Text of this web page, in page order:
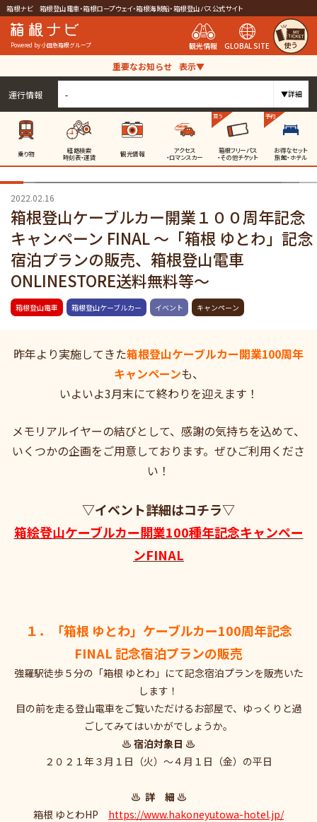
箱根ナビ 箱根登山電車・箱根ロープウェイ・箱根海賊船・箱根登山バス公式サイト
Powered by 小田急箱根グループ 観光情報 GLOBAL SITE 使う
重要なお知らせ 表示▼
運行情報 - ▼詳細
乗り物 経路検索
時刻表・運賃 観光情報 アクセス
・ロマンスカー
買う
箱根フリーパス
・その他チケット
予約
お得なセット
旅館・ホテル
2022.02.16
箱根登山ケーブルカー開業１００周年記念
キャンペーン FINAL ～「箱根 ゆとわ」記念
宿泊プランの販売、箱根登山電車
ONLINESTORE送料無料等～
箱根登山電車 箱根登山ケーブルカー イベント キャンペーン
昨年より実施してきた箱根登山ケーブルカー開業100周年
キャンペーンも、
いよいよ3月末にて終わりを迎えます！
メモリアルイヤーの結びとして、感謝の気持ちを込めて、
いくつかの企画をご用意しております。ぜひご利用くださ
い！
▽イベント詳細はコチラ▽
箱絵登山ケーブルカー開業100種年記念キャンペー
ンFINAL
１．「箱根 ゆとわ」ケーブルカー100周年記念
FINAL 記念宿泊プランの販売
強羅駅徒歩５分の「箱根 ゆとわ」にて記念宿泊プランを販売いた
します！
目の前を走る登山電車をご覧いただけるお部屋で、ゆっくりと過
ごしてみてはいかがでしょうか。
♨ 宿泊対象日 ♨
２０２１年３月１日（火）～４月１日（金）の平日
♨ 詳 細 ♨
箱根 ゆとわHP https://www.hakoneyutowa-hotel.jp/